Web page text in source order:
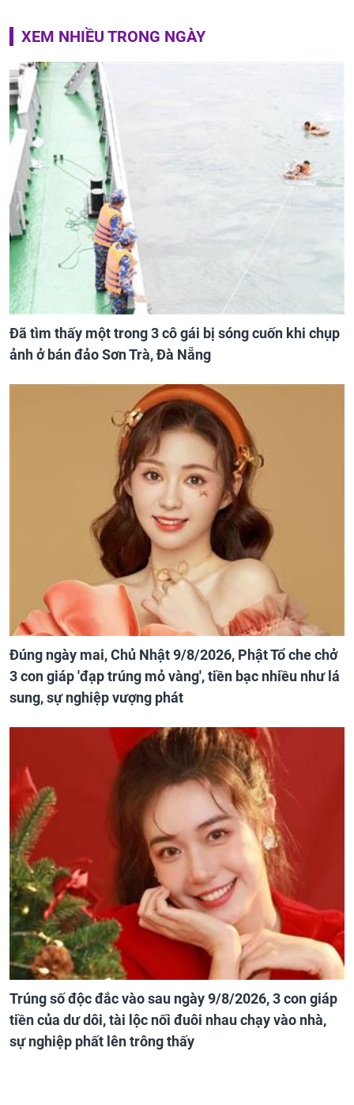
XEM NHIỀU TRONG NGÀY
Đã tìm thấy một trong 3 cô gái bị sóng cuốn khi chụp
ảnh ở bán đảo Sơn Trà, Đà Nẵng
Đúng ngày mai, Chủ Nhật 9/8/2026, Phật Tổ che chở
3 con giáp 'đạp trúng mỏ vàng', tiền bạc nhiều như lá
sung, sự nghiệp vượng phát
Trúng số độc đắc vào sau ngày 9/8/2026, 3 con giáp
tiền của dư dôi, tài lộc nối đuôi nhau chạy vào nhà,
sự nghiệp phất lên trông thấy